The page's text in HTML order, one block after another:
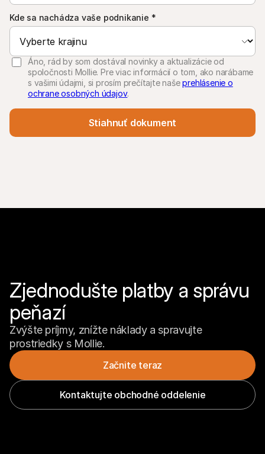
Kde sa nachádza vaše podnikanie *
Áno, rád by som dostával novinky a aktualizácie od
spoločnosti Mollie. Pre viac informácií o tom, ako narábame
s vašimi údajmi, si prosím prečítajte našeprehlásenie o
ochrane osobných údajov.
Stiahnuť dokument
Zjednodušte platby a správu
peňazí
Zvýšte príjmy, znížte náklady a spravujte
prostriedky s Mollie.
Začnite teraz
Kontaktujte obchodné oddelenie